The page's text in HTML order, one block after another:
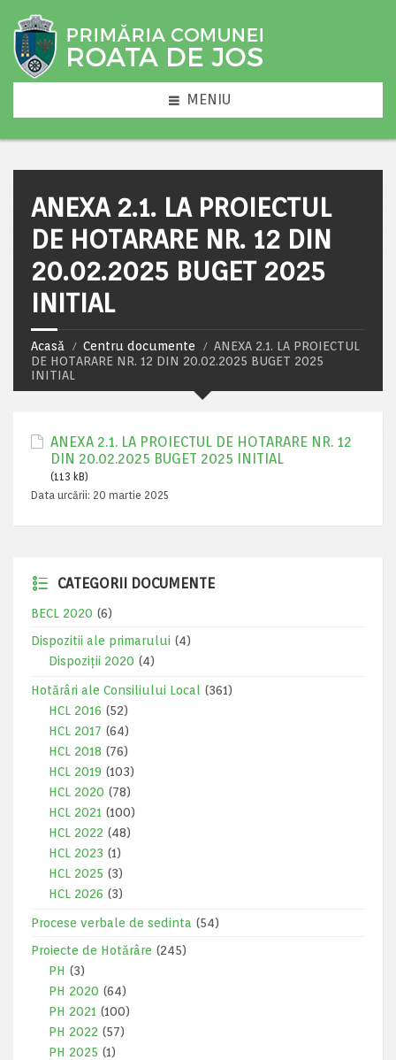
MENIU
ANEXA 2.1. LA PROIECTUL
DE HOTARARE NR. 12 DIN
20.02.2025 BUGET 2025
INITIAL
Acasă Centru documente
ANEXA 2.1. LA PROIECTUL
DE HOTARARE NR. 12 DIN 20.02.2025 BUGET 2025
INITIAL
ANEXA 2.1. LA PROIECTUL DE HOTARARE NR. 12
DIN 20.02.2025 BUGET 2025 INITIAL
(113 kB)
Data urcării: 20 martie 2025
CATEGORII DOCUMENTE
BECL 2020 (6)
Dispozitii ale primarului (4)
Dispoziții 2020 (4)
Hotărâri ale Consiliului Local
(361)
HCL 2016 (52)
HCL 2017 (64)
HCL 2018 (76)
HCL 2019 (103)
HCL 2020 (78)
HCL 2021 (100)
HCL 2022 (48)
HCL 2023 (1)
HCL 2025 (3)
HCL 2026 (3)
Procese verbale de sedinta (54)
Proiecte de Hotărâre (245)
PH (3)
PH 2020 (64)
PH 2021 (100)
PH 2022 (57)
PH 2025 (1)